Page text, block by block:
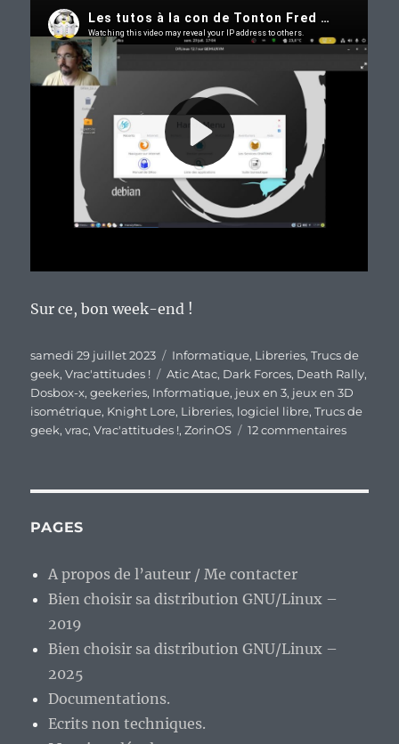
Sur ce, bon week-end !
Publié
le
samedi 29 juillet 2023 Catégories
Informatique, Libreries,Trucs de
geek,Vrac'attitudes ! Étiquettes
Atic Atac, Dark Forces, Death Rally,
Dosbox-x,geekeries, Informatique, jeux en 3, jeux en 3D
isométrique, Knight Lore, Libreries, logiciel libre,Trucs de
geek,vrac,Vrac'attitudes !,ZorinOS 12 commentairessur
PAGES
A propos de l’auteur / Me contacter
Bien choisir sa distribution GNU/Linux –
2019
Bien choisir sa distribution GNU/Linux –
2025
Documentations.
Ecrits non techniques.